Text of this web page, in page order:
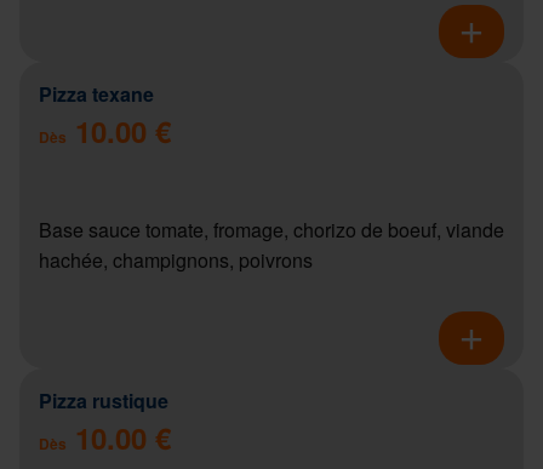
Pizza texane
Dès 10.00 €
Base sauce tomate, fromage, chorizo de boeuf, viande
hachée, champignons, poivrons
Pizza rustique
Dès 10.00 €